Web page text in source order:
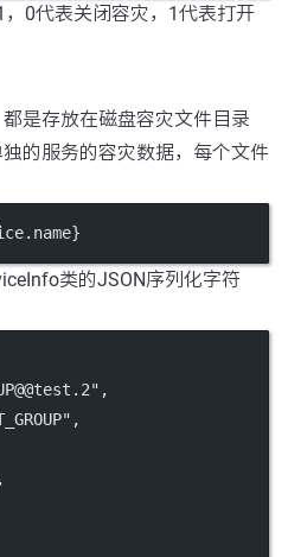
0代表关闭容灾，1代表打开
是存放在磁盘容灾文件目录
的服务的容灾数据，每个文件
类的JSON序列化字符